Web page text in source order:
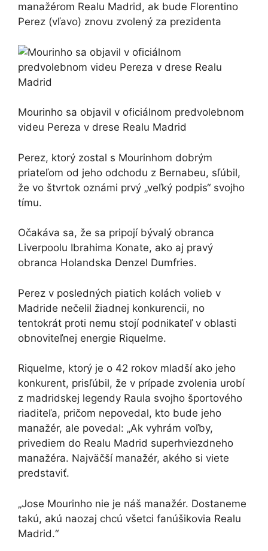
manažérom Realu Madrid, ak bude Florentino
Perez (vľavo) znovu zvolený za prezidenta
Mourinho sa objavil v oficiálnom predvolebnom
videu Pereza v drese Realu Madrid
Perez, ktorý zostal s Mourinhom dobrým
priateľom od jeho odchodu z Bernabeu, sľúbil,
že vo štvrtok oznámi prvý „veľký podpis“ svojho
tímu.
Očakáva sa, že sa pripojí bývalý obranca
Liverpoolu Ibrahima Konate, ako aj pravý
obranca Holandska Denzel Dumfries.
Perez v posledných piatich kolách volieb v
Madride nečelil žiadnej konkurencii, no
tentokrát proti nemu stojí podnikateľ v oblasti
obnoviteľnej energie Riquelme.
Riquelme, ktorý je o 42 rokov mladší ako jeho
konkurent, prisľúbil, že v prípade zvolenia urobí
z madridskej legendy Raula svojho športového
riaditeľa, pričom nepovedal, kto bude jeho
manažér, ale povedal: „Ak vyhrám voľby,
privediem do Realu Madrid superhviezdneho
manažéra. Najväčší manažér, akého si viete
predstaviť.
„Jose Mourinho nie je náš manažér. Dostaneme
takú, akú naozaj chcú všetci fanúšikovia Realu
Madrid.“